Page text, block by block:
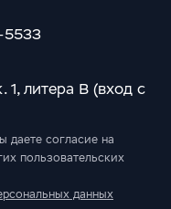
1, литера В (вход с
даете согласие на
пользовательских
данных